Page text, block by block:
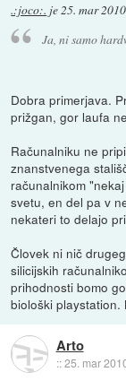
.:joco:. je25. mar
Ja, ni samo
Dobra primerjava.
prižgan, gor laufa
Računalniku ne
znanstvenega
računalnikom
svetu, en del pa v
nekateri to delajo
Človek ni nič
silicijskih
prihodnosti bomo
biološki playstation.
Arto
::25. mar